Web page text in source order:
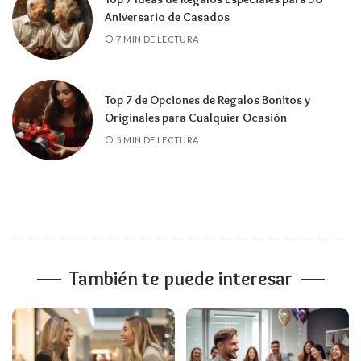
Aniversario de Casados
7 MIN DE LECTURA
Top 7 de Opciones de Regalos Bonitos y
Originales para Cualquier Ocasión
5 MIN DE LECTURA
También te puede interesar